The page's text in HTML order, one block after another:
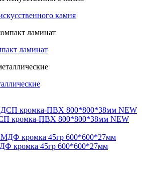
камня
ламинат
кромка-ПВХ 800*800*38мм NEW
кромка 45гр 600*600*27мм